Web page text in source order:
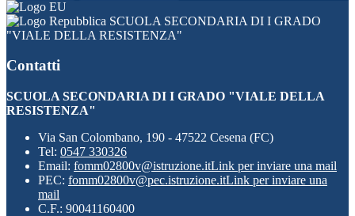
SCUOLA SECONDARIA DI I GRADO
"VIALE DELLA RESISTENZA"
Contatti
SCUOLA SECONDARIA DI I GRADO "VIALE DELLA
RESISTENZA"
Via San Colombano, 190 - 47522 Cesena (FC)
Tel: 0547 330326
Email: fomm02800v@istruzione.itLink per inviare una mail
PEC: fomm02800v@pec.istruzione.itLink per inviare una
mail
C.F.: 90041160400